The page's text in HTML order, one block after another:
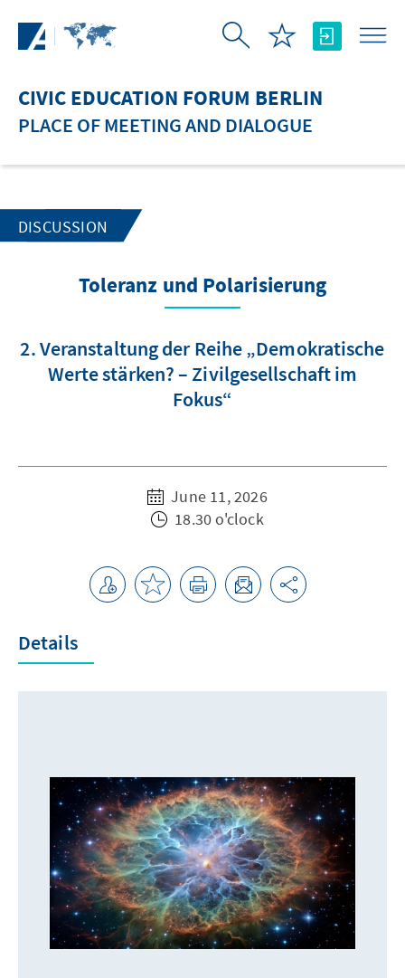
CIVIC EDUCATION FORUM BERLIN
PLACE OF MEETING AND DIALOGUE
DISCUSSION
Toleranz und Polarisierung
2. Veranstaltung der Reihe „Demokratische
Werte stärken? – Zivilgesellschaft im
Fokus“
June 11, 2026
18.30 o'clock
Details